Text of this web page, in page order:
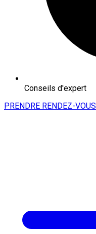
Conseils d'expert
PRENDRE RENDEZ-VOUS